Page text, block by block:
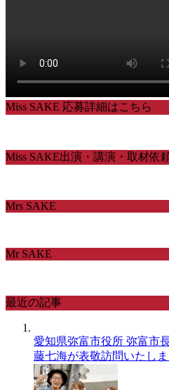
Miss SAKE 応募詳細はこちら
Miss SAKE出演・講演・取材依
Mrs SAKE
Mr SAKE
最近の記事
愛知県弥富市役所 弥富市
藤七海が表敬訪問いたし